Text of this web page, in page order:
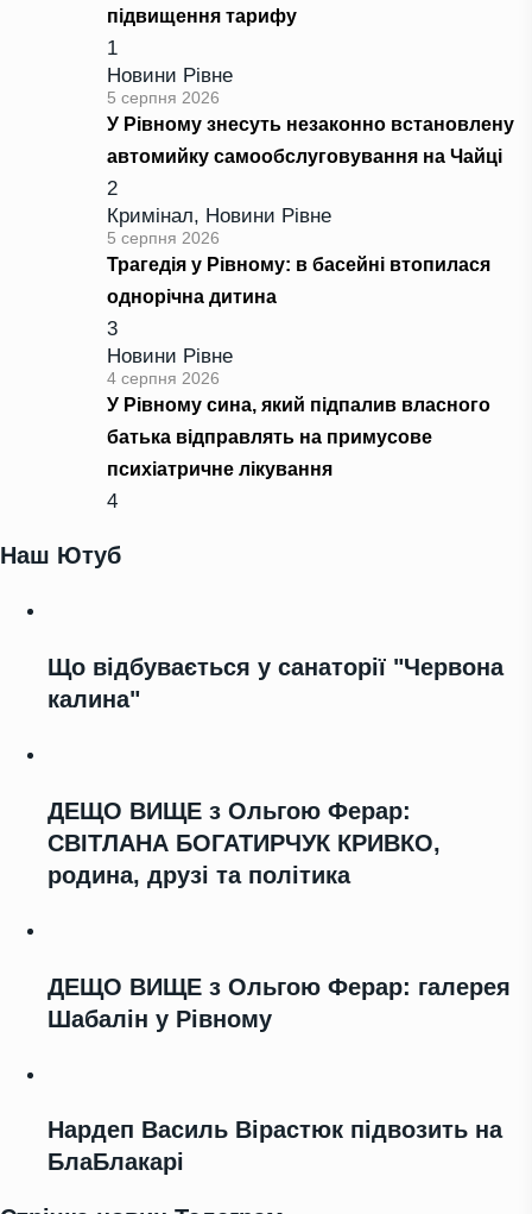
підвищення тарифу
1
Новини Рівне
5 серпня 2026
У Рівному знесуть незаконно встановлену
автомийку самообслуговування на Чайці
2
Кримінал, Новини Рівне
5 серпня 2026
Трагедія у Рівному: в басейні втопилася
однорічна дитина
3
Новини Рівне
4 серпня 2026
У Рівному сина, який підпалив власного
батька відправлять на примусове
психіатричне лікування
4
Наш Ютуб
Що відбувається у санаторії "Червона
калина"
ДЕЩО ВИЩЕ з Ольгою Ферар:
СВІТЛАНА БОГАТИРЧУК КРИВКО,
родина, друзі та політика
ДЕЩО ВИЩЕ з Ольгою Ферар: галерея
Шабалін у Рівному
Нардеп Василь Вірастюк підвозить на
БлаБлакарі